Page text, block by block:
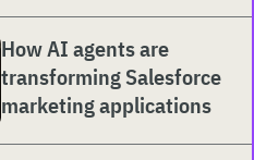
How AI agents are
transforming Salesforce
marketing applications